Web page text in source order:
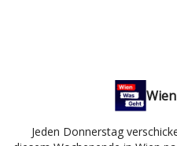
Jeden Donnerstag